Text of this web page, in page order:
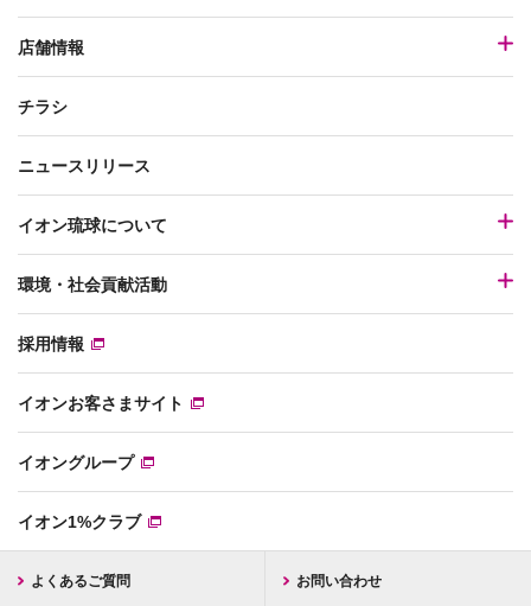
店舗情報
チラシ
ニュースリリース
イオン琉球について
環境・社会貢献活動
採用情報
イオンお客さまサイト
イオングループ
イオン1%クラブ
よくあるご質問 お問い合わせ